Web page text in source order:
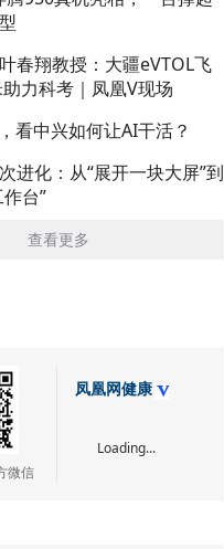
春翔教授：大疆eVTOL飞
力科考｜凤凰V现场
看中兴如何让AI干活？
进化：从“展开一块大屏”到
台”
查看更多
微信
凤凰网健康
Loading...